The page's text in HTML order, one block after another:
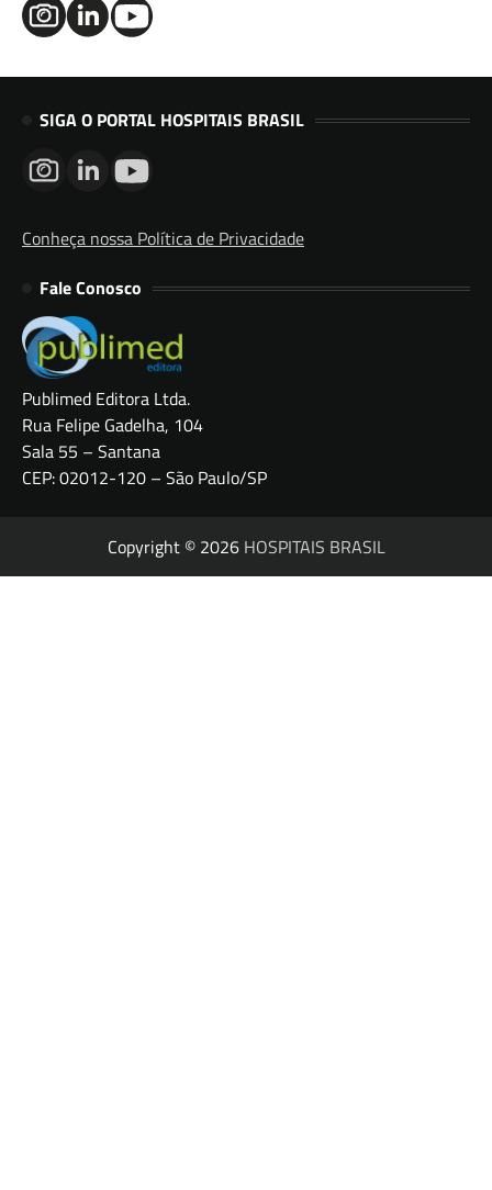
SIGA O PORTAL HOSPITAIS BRASIL
Conheça nossa Política de Privacidade
Fale Conosco
Publimed Editora Ltda.
Rua Felipe Gadelha, 104
Sala 55 – Santana
CEP: 02012-120 – São Paulo/SP
Copyright © 2026 HOSPITAIS BRASIL